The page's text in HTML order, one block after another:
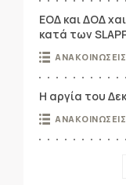
ΕΟΔ και ΔΟΔ
κατά των
ΑΝΑΚΟΙΝΩΣΕΙΣ
Η αργία του
ΑΝΑΚΟΙΝΩΣΕΙΣ